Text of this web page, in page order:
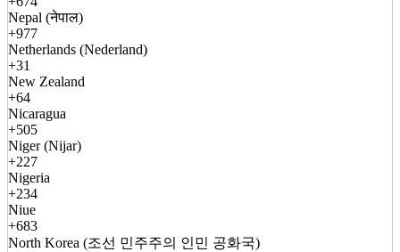
Nepal (नेपाल)
+977
Netherlands (Nederland)
+31
New Zealand
+64
Nicaragua
+505
Niger (Nijar)
+227
Nigeria
+234
Niue
+683
North Korea (조선 민주주의 인민 공화국)